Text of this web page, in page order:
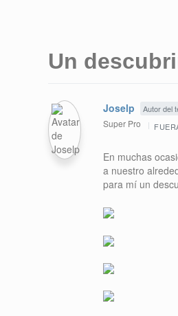
Un
Joselp Autor del
Super Pro
En muchas
a nuestro
para mí un